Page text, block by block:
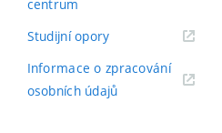
centrum
Studijní opory(externí
Informace o zpracování
osobních údajů(externí